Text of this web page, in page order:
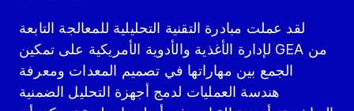
لقد عملت مبادرة التقنية التحليلية للمعالجة التابعة
لإدارة الأغذية والأدوية الأمريكية على تمكين GEA من
الجمع بين مهاراتها في تصميم المعدات ومعرفة
هندسة العمليات لدمج أجهزة التحليل الضمنية